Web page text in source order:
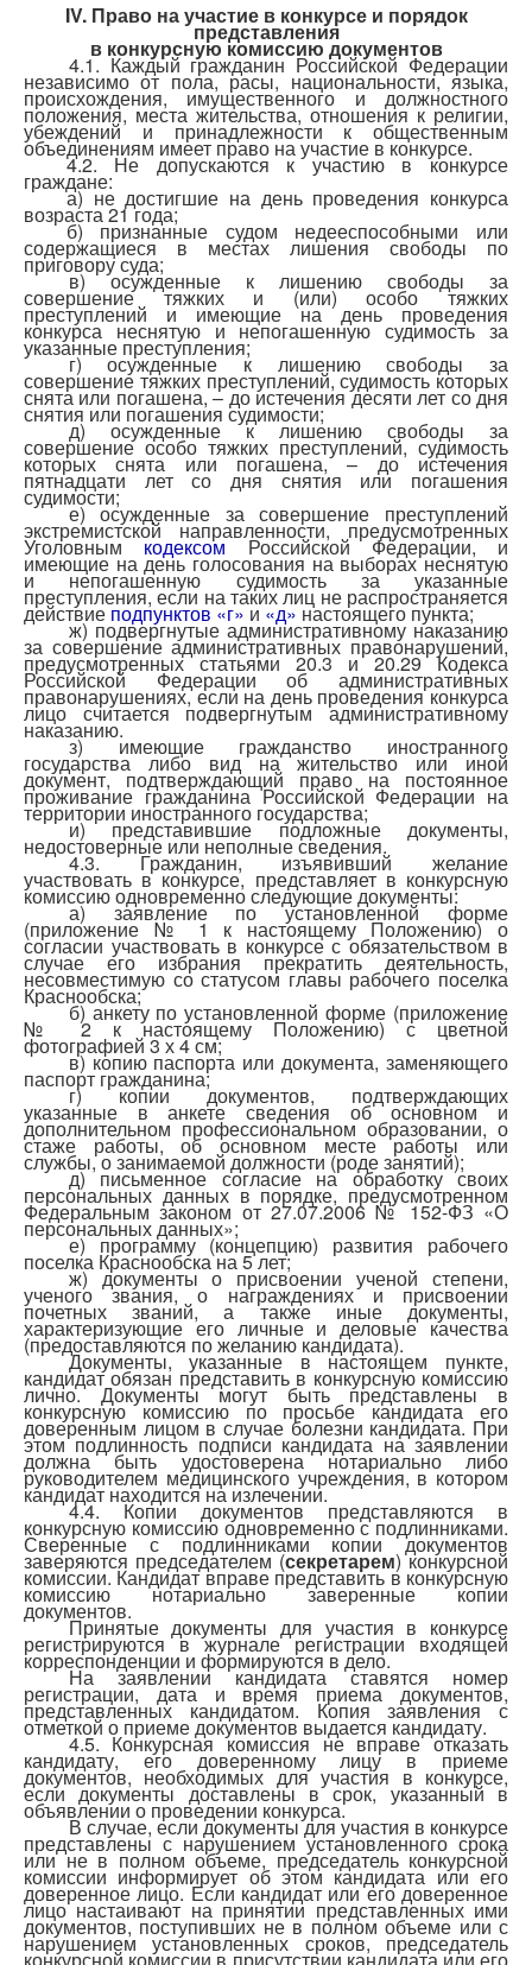
IV. Право на участие в конкурсе и порядок
представления
в конкурсную комиссию документов
4.1. Каждый гражданин Российской Федерации
независимо от пола, расы, национальности, языка,
происхождения, имущественного и должностного
положения, места жительства, отношения к религии,
убеждений и принадлежности к общественным
объединениям имеет право на участие в конкурсе.
4.2. Не допускаются к участию в конкурсе
граждане:
а) не достигшие на день проведения конкурса
возраста 21 года;
б)признанные судом недееспособными или
содержащиеся в местах лишения свободы по
приговору суда;
в) осужденные к лишению свободы за
совершение тяжких и (или) особо тяжких
преступлений и имеющие на день проведения
конкурса неснятую и непогашенную судимость за
указанные преступления;
г) осужденные к лишению свободы за
совершение тяжких преступлений, судимость которых
снята или погашена, – до истечения десяти лет со дня
снятия или погашения судимости;
д) осужденные к лишению свободы за
совершение особо тяжких преступлений, судимость
которых снята или погашена, – до истечения
пятнадцати лет со дня снятия или погашения
судимости;
е) осужденные за совершение преступлений
экстремистской направленности, предусмотренных
УголовнымкодексомРоссийской Федерации, и
имеющие на день голосования на выборах неснятую
и непогашенную судимость за указанные
преступления, если на таких лиц не распространяется
действиеподпунктов «г»и«д»настоящего пункта;
ж) подвергнутые административному наказанию
за совершение административных правонарушений,
предусмотренных статьями 20.3 и 20.29 Кодекса
Российской Федерации об административных
правонарушениях, если на день проведения конкурса
лицо считается подвергнутым административному
наказанию.
з) имеющие гражданство иностранного
государства либо вид на жительство или иной
документ, подтверждающий право на постоянное
проживание гражданина Российской Федерации на
территории иностранного государства;
и) представившие подложные документы,
недостоверные или неполные сведения.
4.3. Гражданин, изъявивший желание
участвовать в конкурсе, представляет в конкурсную
комиссию одновременно следующие документы:
а) заявление по установленной форме
(приложение № 1 к настоящему Положению) о
согласии участвовать в конкурсе с обязательством в
случае его избрания прекратить деятельность,
несовместимую со статусом главы рабочего поселка
Краснообска;
б) анкету по установленной форме (приложение
№ 2 к настоящему Положению) с цветной
фотографией 3 х 4 см;
в) копию паспорта или документа, заменяющего
паспорт гражданина;
г) копии документов, подтверждающих
указанные в анкете сведения об основном и
дополнительном профессиональном образовании, о
стаже работы, об основном месте работы или
службы, о занимаемой должности (роде занятий);
д) письменное согласие на обработку своих
персональных данных в порядке, предусмотренном
Федеральным законом от 27.07.2006 № 152-ФЗ «О
персональных данных»;
е) программу (концепцию) развития рабочего
поселка Краснообска на 5 лет;
ж) документы о присвоении ученой степени,
ученого звания, о награждениях и присвоении
почетных званий, а также иные документы,
характеризующие его личные и деловые качества
(предоставляются по желанию кандидата).
Документы, указанные в настоящем пункте,
кандидат обязан представить в конкурсную комиссию
лично. Документы могут быть представлены в
конкурсную комиссию по просьбе кандидата его
доверенным лицом в случае болезни кандидата. При
этом подлинность подписи кандидата на заявлении
должна быть удостоверена нотариально либо
руководителем медицинского учреждения, в котором
кандидат находится на излечении.
4.4. Копии документов представляются в
конкурсную комиссию одновременно с подлинниками.
Сверенные с подлинниками копии документов
заверяются председателем (секретарем) конкурсной
комиссии. Кандидат вправе представить в конкурсную
комиссию нотариально заверенные копии
документов.
Принятые документы для участия в конкурсе
регистрируются в журнале регистрации входящей
корреспонденции и формируются в дело.
На заявлении кандидата ставятся номер
регистрации, дата и время приема документов,
представленных кандидатом. Копия заявления с
отметкой о приеме документов выдается кандидату.
4.5. Конкурсная комиссия не вправе отказать
кандидату, его доверенному лицу в приеме
документов, необходимых для участия в конкурсе,
если документы доставлены в срок, указанный в
объявлении о проведении конкурса.
В случае, если документы для участия в конкурсе
представлены с нарушением установленного срока
или не в полном объеме, председатель конкурсной
комиссии информирует об этом кандидата или его
доверенное лицо. Если кандидат или его доверенное
лицо настаивают на принятии представленных ими
документов, поступивших не в полном объеме или с
нарушением установленных сроков, председатель